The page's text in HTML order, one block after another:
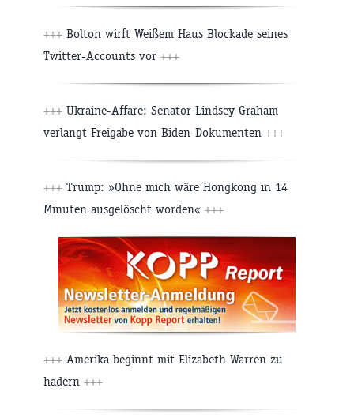
+++ Bolton wirft Weißem Haus Blockade seines
Twitter-Accounts vor +++
+++ Ukraine-Affäre: Senator Lindsey Graham
verlangt Freigabe von Biden-Dokumenten +++
+++ Trump: »Ohne mich wäre Hongkong in 14
Minuten ausgelöscht worden« +++
+++ Amerika beginnt mit Elizabeth Warren zu
hadern +++